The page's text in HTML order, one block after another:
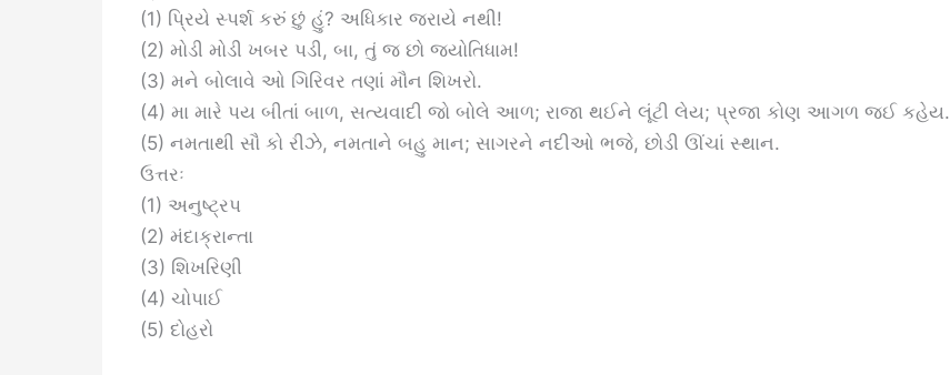
(1) પ્રિયે સ્પર્શ કરું છું હું? અધિકાર જરાયે નથી!
(2) મોડી મોડી ખબર પડી, બા, તું જ છો જ્યોતિધામ!
(3) મને બોલાવે ઓ ગિરિવર તણાં મૌન શિખરો.
(4) મા મારે પય બીતાં બાળ, સત્યવાદી જો બોલે આળ; રાજા થઈને લૂંટી લેય; પ્રજા કોણ આગળ જઈ કહેય.
(5) નમતાથી સૌ કો રીઝે, નમતાને બહુ માન; સાગરને નદીઓ ભજે, છોડી ઊંચાં સ્થાન.
ઉત્તરઃ
(1) અનુષ્ટ્રપ
(2) મંદાક્રાન્તા
(3) શિખરિણી
(4) ચોપાઈ
(5) દોહરો